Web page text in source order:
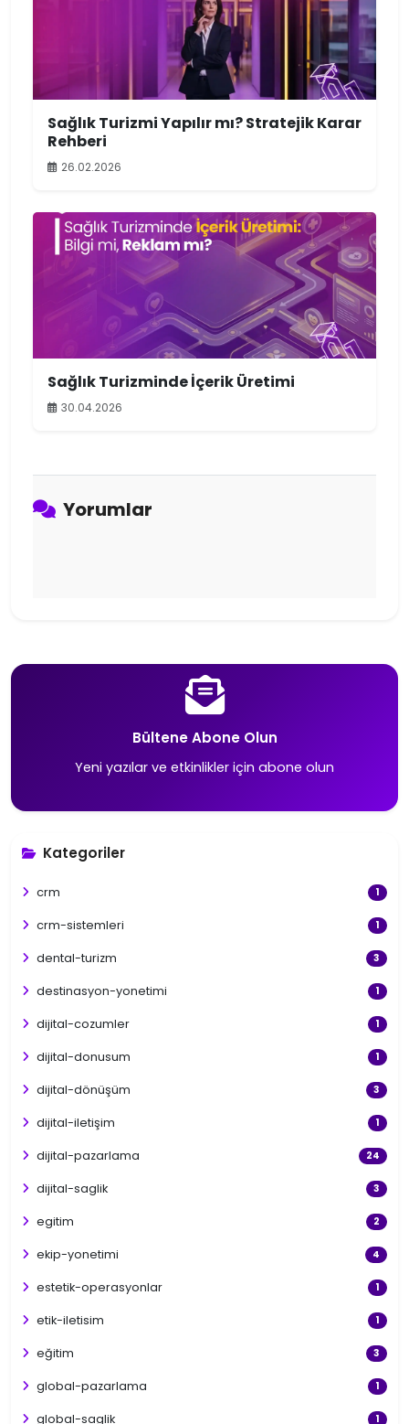
Sağlık Turizmi Yapılır mı? Stratejik Karar
Rehberi
26.02.2026
Sağlık Turizminde İçerik Üretimi
30.04.2026
Yorumlar
Bültene Abone Olun
Yeni yazılar ve etkinlikler için abone olun
Kategoriler
crm 1
crm-sistemleri 1
dental-turizm 3
destinasyon-yonetimi 1
dijital-cozumler 1
dijital-donusum 1
dijital-dönüşüm 3
dijital-iletişim 1
dijital-pazarlama 24
dijital-saglik 3
egitim 2
ekip-yonetimi 4
estetik-operasyonlar 1
etik-iletisim 1
eğitim 3
global-pazarlama 1
global-saglik 1